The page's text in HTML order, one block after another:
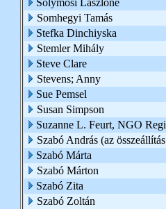
Solymosi Lászlóné
Somhegyi Tamás
Stefka Dinchiyska
Stemler Mihály
Steve Clare
Stevens; Anny
Sue Pemsel
Susan Simpson
Suzanne L. Feurt, NGO
Szabó András (az
Szabó Márta
Szabó Márton
Szabó Zita
Szabó Zoltán